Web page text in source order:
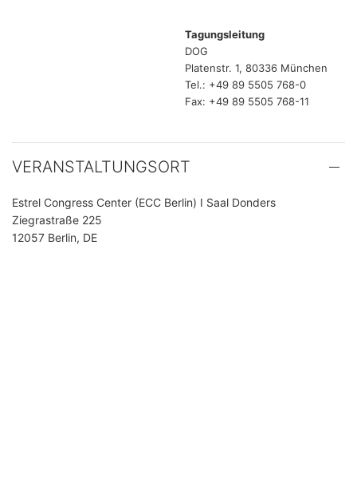
Tagungsleitung
DOG
Platenstr. 1, 80336 München
Tel.: +49 89 5505 768-0
Fax: +49 89 5505 768-11
VERANSTALTUNGSORT
Estrel Congress Center (ECC Berlin) I Saal Donders
Ziegrastraße 225
12057 Berlin, DE